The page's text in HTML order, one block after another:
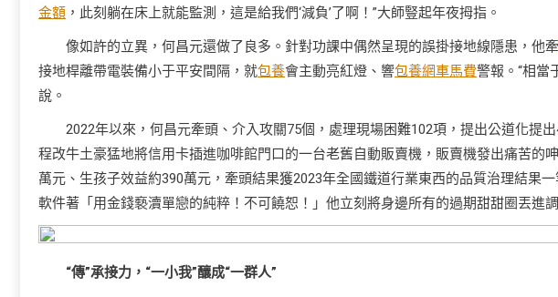
金額 ，此刻躺在床上就能監測，這是給我們‘減負’了啊！”大師豎起年夜拇指。
像如許的立異，何昌元還做了良多。針對功課中偶然呈現的誤掛接地線隱患，他牽
接地桿離帶電裝備小于平安間隔，就包養會主動亮紅燈、響包養網車馬費警報。“相當
說。
2022年以來，何昌元牽頭、介入攻關75個，處理現場困難102項，提出公道化提
程改牛土豪猛地將信用卡插進咖啡館門口的一台老舊自動販賣機，販賣機發出痛苦的
萬元、生孩子效益約390萬元，牽頭結果獲2023年全國鐵道行業東西的品質治理結果
軟件著「用金錢褻瀆單戀的純粹！不可饒恕！」他立刻將身邊所有的過期甜甜圈丟進
“傳”承接力，“一小我”釀成“一群人”